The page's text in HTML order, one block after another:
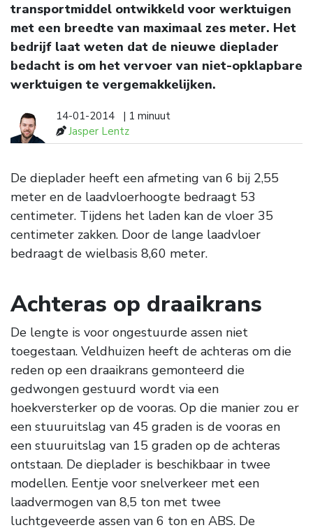
transportmiddel ontwikkeld voor werktuigen
met een breedte van maximaal zes meter. Het
bedrijf laat weten dat de nieuwe dieplader
bedacht is om het vervoer van niet-opklapbare
werktuigen te vergemakkelijken.
14-01-2014
| 1 minuut
Jasper Lentz
De dieplader heeft een afmeting van 6 bij 2,55
meter en de laadvloerhoogte bedraagt 53
centimeter. Tijdens het laden kan de vloer 35
centimeter zakken. Door de lange laadvloer
bedraagt de wielbasis 8,60 meter.
Achteras op draaikrans
De lengte is voor ongestuurde assen niet
toegestaan. Veldhuizen heeft de achteras om die
reden op een draaikrans gemonteerd die
gedwongen gestuurd wordt via een
hoekversterker op de vooras. Op die manier zou er
een stuuruitslag van 45 graden is de vooras en
een stuuruitslag van 15 graden op de achteras
ontstaan. De dieplader is beschikbaar in twee
modellen. Eentje voor snelverkeer met een
laadvermogen van 8,5 ton met twee
luchtgeveerde assen van 6 ton en ABS. De